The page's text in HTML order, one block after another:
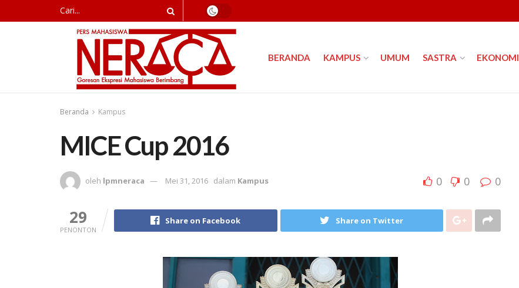
BERANDA KAMPUS UMUM SASTRA EKONOMI
Beranda Kampus
MICE Cup 2016
oleh lpmneraca Mei 31, 2016 dalam Kampus 0 0 0
29
PENONTON
Share on Facebook Share on Twitter